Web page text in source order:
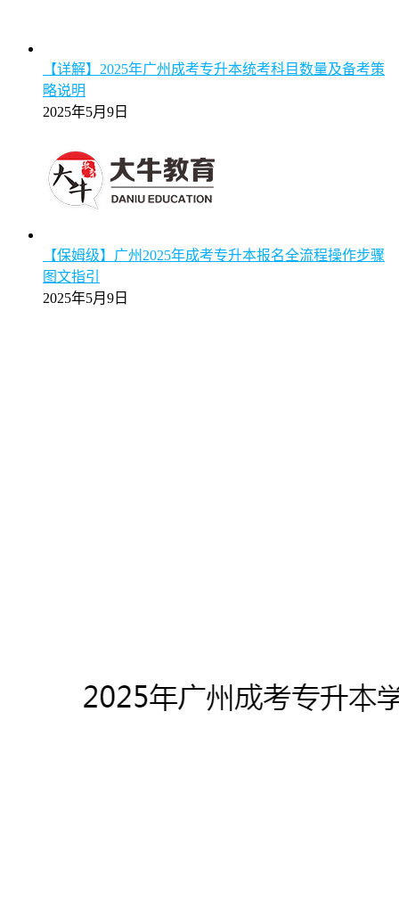
【详解】2025年广州成考专升本统考科目数量及备考策
略说明
2025年5月9日
【保姆级】广州2025年成考专升本报名全流程操作步骤
图文指引
2025年5月9日